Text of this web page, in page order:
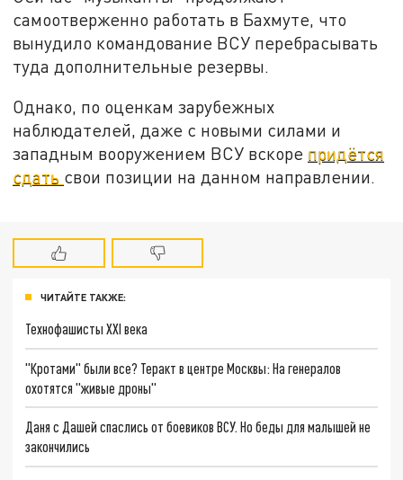
самоотверженно работать в Бахмуте, что
вынудило командование ВСУ перебрасывать
туда дополнительные резервы.
Однако, по оценкам зарубежных
наблюдателей, даже с новыми силами и
западным вооружением ВСУ вскоре придётся
сдать свои позиции на данном направлении.
ЧИТАЙТЕ ТАКЖЕ:
Технофашисты XXI века
"Кротами" были все? Теракт в центре Москвы: На генералов
охотятся "живые дроны"
Даня с Дашей спаслись от боевиков ВСУ. Но беды для малышей не
закончились